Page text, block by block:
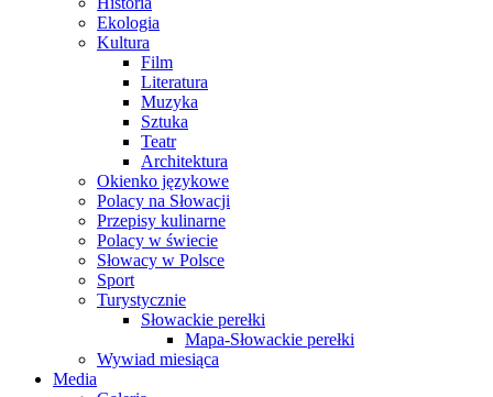
Ekologia
Kultura
Film
Literatura
Muzyka
Sztuka
Teatr
Architektura
Okienko językowe
Polacy na Słowacji
Przepisy kulinarne
Polacy w świecie
Słowacy w Polsce
Sport
Turystycznie
Słowackie perełki
Mapa-Słowackie perełki
Wywiad miesiąca
Media